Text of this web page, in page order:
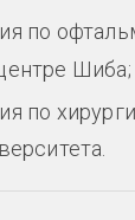
по
Шиба;
по